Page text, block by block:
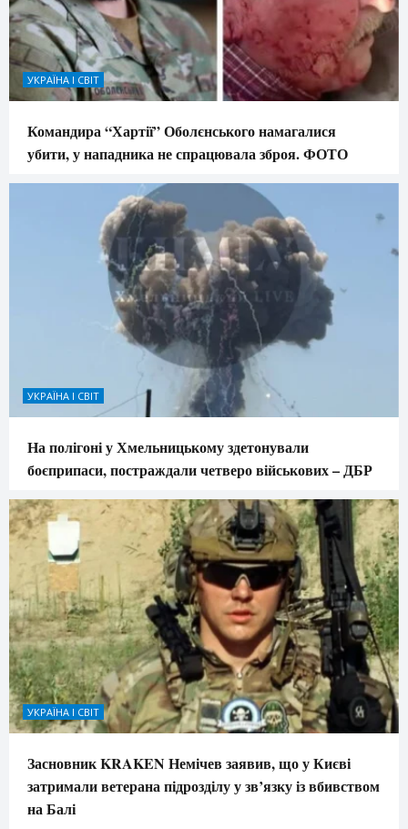
УКРАЇНА І СВІТ
Командира “Хартії” Оболєнського намагалися
убити, у нападника не спрацювала зброя. ФОТО
УКРАЇНА І СВІТ
На полігоні у Хмельницькому здетонували
боєприпаси, постраждали четверо військових – ДБР
УКРАЇНА І СВІТ
Засновник KRAKEN Немічев заявив, що у Києві
затримали ветерана підрозділу у зв’язку із вбивством
на Балі